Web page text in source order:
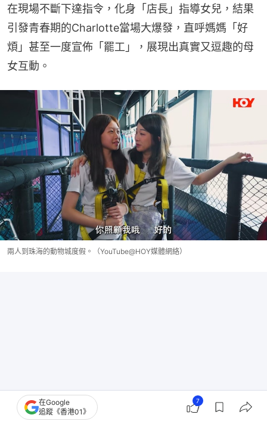
在現場不斷下達指令，化身「店長」指導女兒，結果
引發青春期的Charlotte當場大爆發，直呼媽媽「好
煩」甚至一度宣佈「罷工」，展現出真實又逗趣的母
女互動。
兩人到珠海的動物城度假。（YouTube@HOY媒體網絡）
在Google
追蹤《香港01》
7